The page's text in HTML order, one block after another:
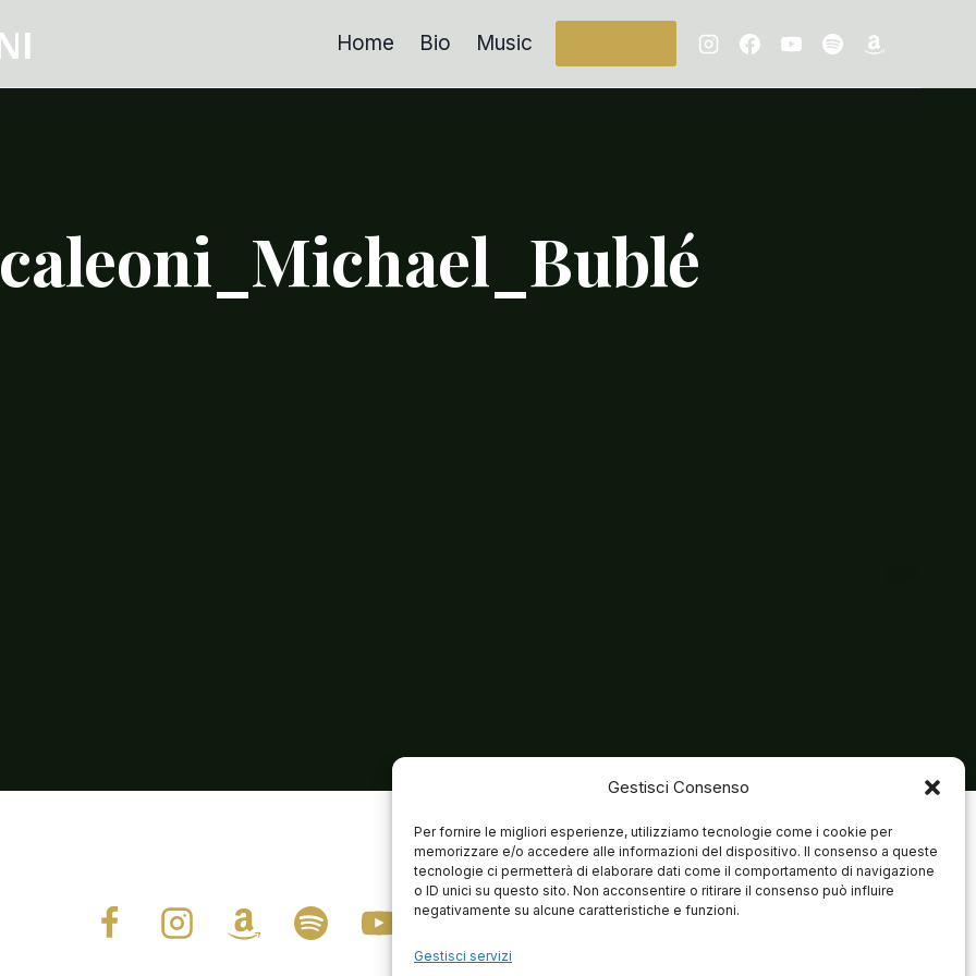
Gestisci Consenso
Per fornire le migliori esperienze, utilizziamo tecnologie come i cookie per
memorizzare e/o accedere alle informazioni del dispositivo. Il consenso a queste
tecnologie ci permetterà di elaborare dati come il comportamento di navigazione
o ID unici su questo sito. Non acconsentire o ritirare il consenso può influire
negativamente su alcune caratteristiche e funzioni.
Gestisci servizi
Home Bio Music